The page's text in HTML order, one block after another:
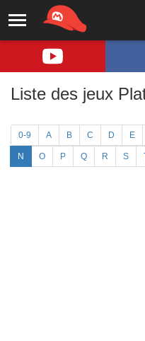
Liste des jeux
0-9 A B C D E
N O P Q R S